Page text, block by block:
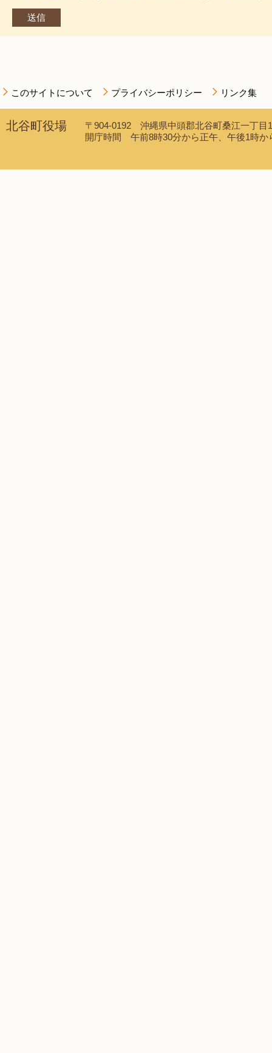
このサイトについて プライバシーポリシー リンク集
北谷町役場
〒904-0192 沖縄県中頭郡北谷町桑江一丁
開庁時間 午前8時30分から正午、午後1時か